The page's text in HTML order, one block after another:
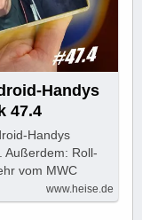
Handys
47.4
Handys
Außerdem: Roll-
vom MWC
www.heise.de